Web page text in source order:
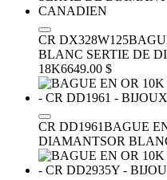
CR DX328W125
BLANC SERTIE DE
18K6649.00 $
CR DD1961BAGUE
DIAMANTSOR